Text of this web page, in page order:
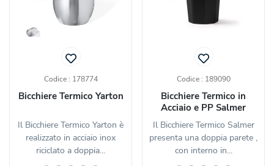
Codice : 178774
Bicchiere Termico Yarton
Il Bicchiere Termico Yarton è
realizzato in acciaio inox
riciclato a doppia...
Codice : 189090
Bicchiere Termico in
Acciaio e PP Salmer
Il Bicchiere Termico Salmer
presenta una doppia parete ,
con interno in...